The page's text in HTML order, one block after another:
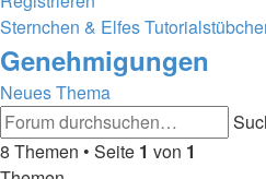
Sternchen & Elfes
Genehmigungen
Neues Thema
8 Themen • Seite 1 von 1